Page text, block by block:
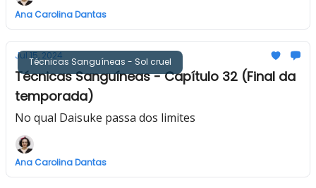
Ana Carolina Dantas
Técnicas Sanguíneas - Sol cruel
Jul 15, 2024
Técnicas Sanguíneas - Capítulo 32 (Final da
temporada)
No qual Daisuke passa dos limites
Ana Carolina Dantas